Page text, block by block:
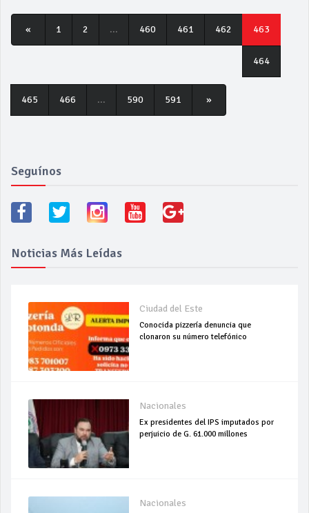
« 1 2 ... 460 461 462 463
464
465 466 ... 590 591 »
Seguínos
Noticias Más Leídas
Ciudad del Este
Conocida pizzería denuncia que
clonaron su número telefónico
Nacionales
Ex presidentes del IPS imputados por
perjuicio de G. 61.000 millones
Nacionales